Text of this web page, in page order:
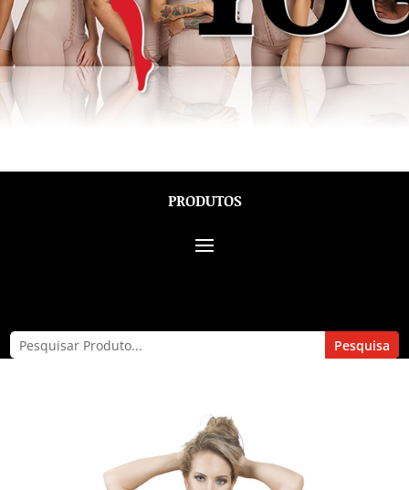
PRODUTOS